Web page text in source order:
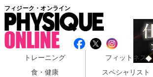
フィジーク・オンライン
トレーニング
フィットネス
食・健康
スペシャリスト